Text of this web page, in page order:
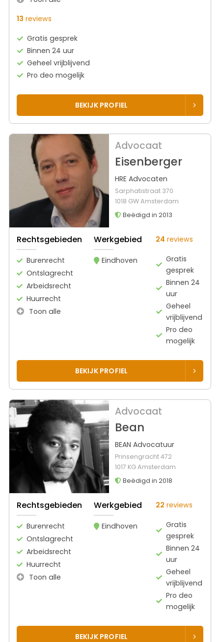
13 reviews
Gratis gesprek
Binnen 24 uur
Geheel vrijblijvend
Pro deo mogelijk
BEKIJK PROFIEL
Advocaat
Eisenberger
HRE Advocaten
Sarphatistraat 370
1018 GW Amsterdam
Beëdigd in 2013
Rechtsgebieden
Burenrecht
Ontslagrecht
Arbeidsrecht
Huurrecht
Toon alle
Werkgebied
Eindhoven
24 reviews
Gratis
gesprek
Binnen 24
uur
Geheel
vrijblijvend
Pro deo
mogelijk
BEKIJK PROFIEL
Advocaat
Bean
BEAN Advocatuur
Prinsengracht 472
1017 KG Amsterdam
Beëdigd in 2018
Rechtsgebieden
Burenrecht
Ontslagrecht
Arbeidsrecht
Huurrecht
Toon alle
Werkgebied
Eindhoven
22 reviews
Gratis
gesprek
Binnen 24
uur
Geheel
vrijblijvend
Pro deo
mogelijk
BEKIJK PROFIEL